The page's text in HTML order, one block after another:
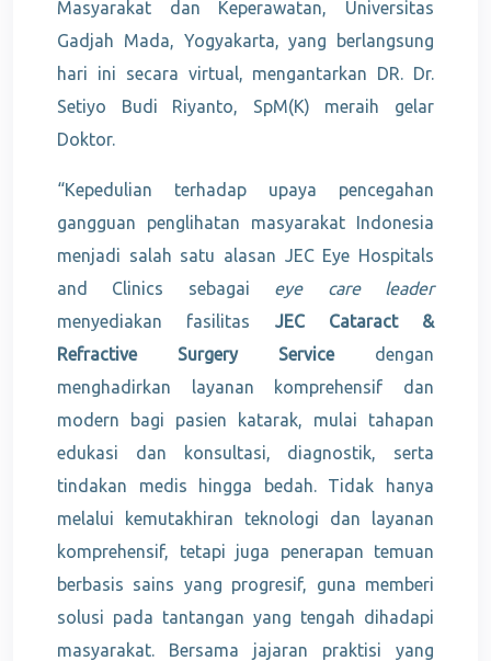
Masyarakat dan Keperawatan, Universitas
Gadjah Mada, Yogyakarta, yang berlangsung
hari ini secara virtual, mengantarkan DR. Dr.
Setiyo Budi Riyanto, SpM(K) meraih gelar
Doktor.
“Kepedulian terhadap upaya pencegahan
gangguan penglihatan masyarakat Indonesia
menjadi salah satu alasan JEC Eye Hospitals
and Clinics sebagai eye care leader
menyediakan fasilitas JEC Cataract &
Refractive Surgery Servicedengan
menghadirkan layanan komprehensif dan
modern bagi pasien katarak, mulai tahapan
edukasi dan konsultasi, diagnostik, serta
tindakan medis hingga bedah. Tidak hanya
melalui kemutakhiran teknologi dan layanan
komprehensif, tetapi juga penerapan temuan
berbasis sains yang progresif, guna memberi
solusi pada tantangan yang tengah dihadapi
masyarakat. Bersama jajaran praktisi yang